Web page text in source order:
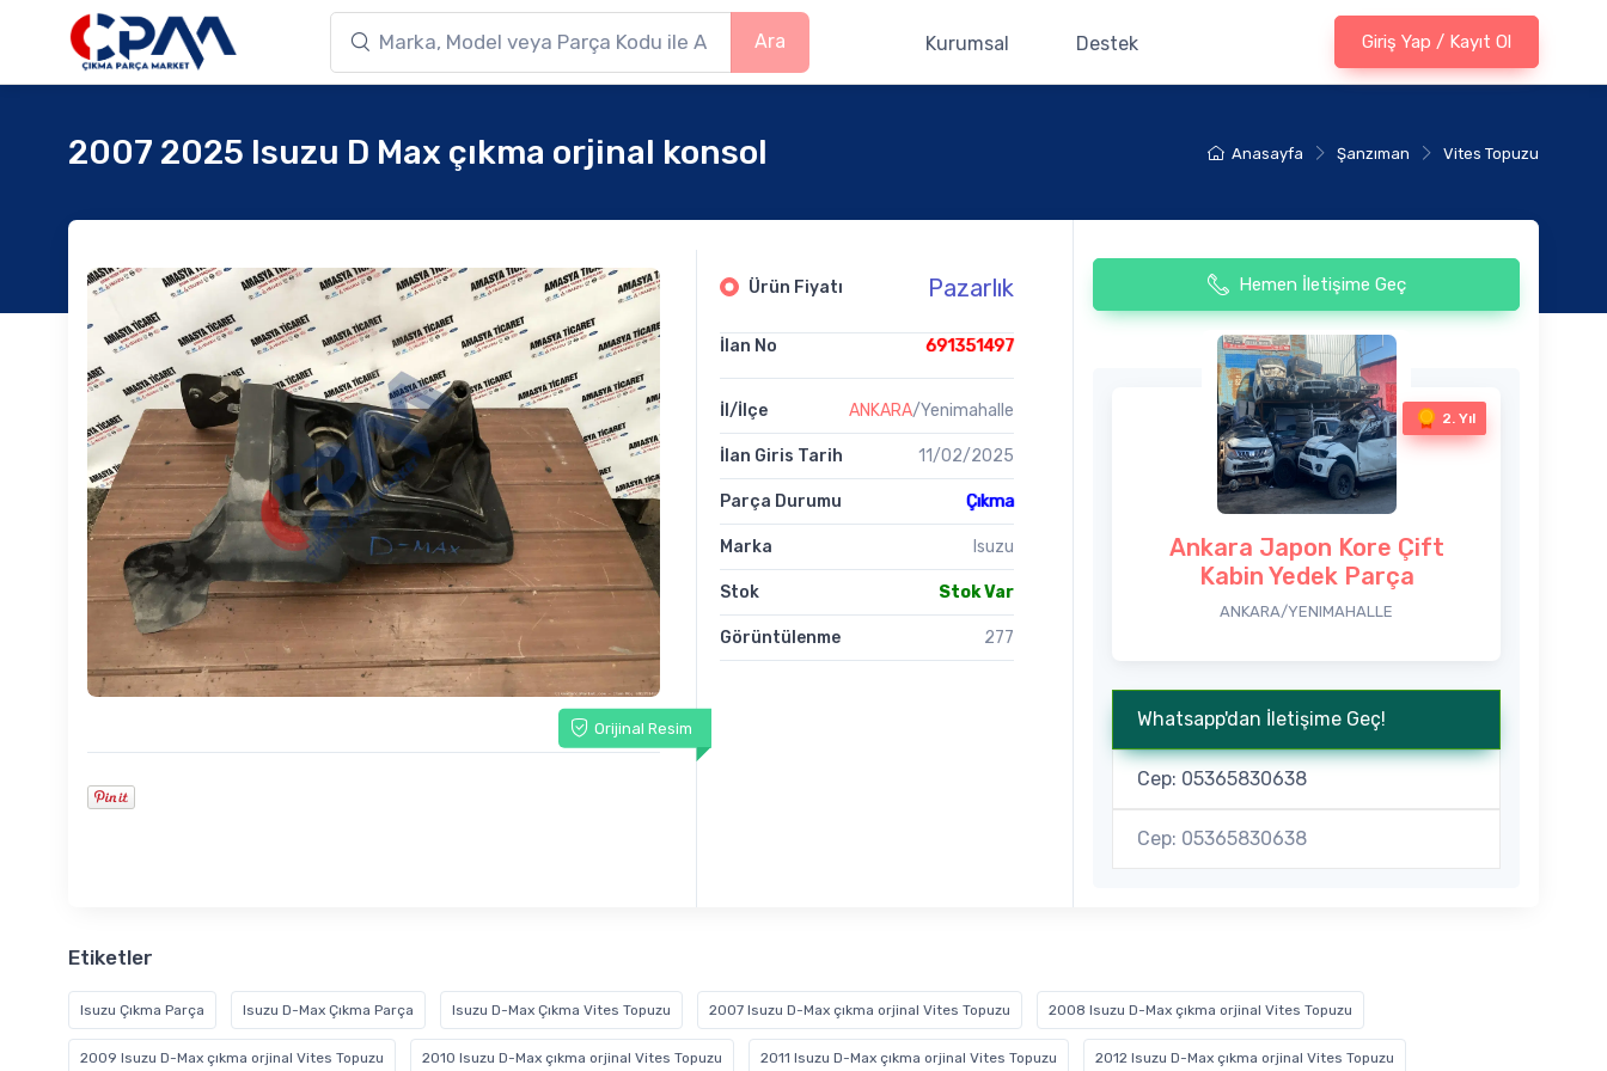
Giriş Yap / Kayıt Ol
Ara Kurumsal Destek
Anasayfa Şanzıman Vites Topuzu
2007 2025 Isuzu D Max çıkma orjinal konsol
Orijinal Resim
Ürün Fiyatı Pazarlık
İlan No 691351497
İl/İlçe ANKARA/Yenimahalle
İlan Giris Tarih 11/02/2025
Parça Durumu Çıkma
Marka Isuzu
Stok Stok Var
Görüntülenme 277
Hemen İletişime Geç
2. Yıl
Ankara Japon Kore Çift
Kabin Yedek Parça
ANKARA/YENIMAHALLE
Whatsapp'dan İletişime Geç!
Cep: 05365830638
Cep: 05365830638
Etiketler
Isuzu Çıkma Parça Isuzu D-Max Çıkma Parça Isuzu D-Max Çıkma Vites Topuzu 2007 Isuzu D-Max çıkma orjinal Vites Topuzu 2008 Isuzu D-Max çıkma orjinal Vites Topuzu
2009 Isuzu D-Max çıkma orjinal Vites Topuzu 2010 Isuzu D-Max çıkma orjinal Vites Topuzu 2011 Isuzu D-Max çıkma orjinal Vites Topuzu 2012 Isuzu D-Max çıkma orjinal Vites Topuzu